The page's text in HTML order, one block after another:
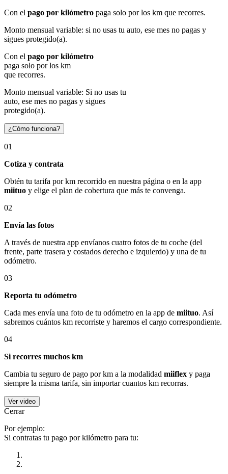
Con el pago por kilómetro paga solo por los km que recorres.
Monto mensual variable: si no usas tu auto, ese mes no pagas y
sigues protegido(a).
Con el pago por kilómetro
paga solo por los km
que recorres.
Monto mensual variable: Si no usas tu
auto, ese mes no pagas y sigues
protegido(a).
¿Cómo funciona?
01
Cotiza y contrata
Obtén tu tarifa por km recorrido en nuestra página o en la app
miituo y elige el plan de cobertura que más te convenga.
02
Envía las fotos
A través de nuestra app envíanos cuatro fotos de tu coche (del
frente, parte trasera y costados derecho e izquierdo) y una de tu
odómetro.
03
Reporta tu odómetro
Cada mes envía una foto de tu odómetro en la app de miituo. Así
sabremos cuántos km recorriste y haremos el cargo correspondiente.
04
Si recorres muchos km
Cambia tu seguro de pago por km a la modalidad miiflex y paga
siempre la misma tarifa, sin importar cuantos km recorras.
Ver video
Cerrar
Por ejemplo:
Si contratas tu pago por kilómetro para tu: